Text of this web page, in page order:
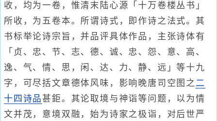
收，均为一卷，惟清末陆心源「十万卷楼丛书」
所收，为五卷本。所谓诗式，即作诗之法式。其
书标举论诗宗旨，并品评具体作品，主张诗体有
「贞、忠、节、志、德、诚、忠、怨、意、高、
逸、气、情、思，闲、达、力、静、远」等十九
字，可尽括文章德体风味，影响晚唐司空图之二
十四诗品甚鉅。其论取境与神诣等问题，以为情
文并茂，意境双融，始为诗家之极诣，对后世严